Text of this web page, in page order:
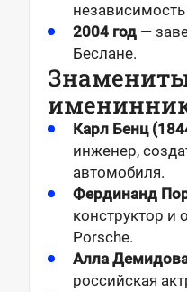
2004 год —
Беслане.
Карл Бенц
инженер,
автомобиля.
Фердинанд
конструктор и
Porsche.
Алла
российская